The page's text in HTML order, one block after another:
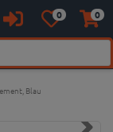
AnmeldenMerkzettel
aufklappen
0 0
Blau